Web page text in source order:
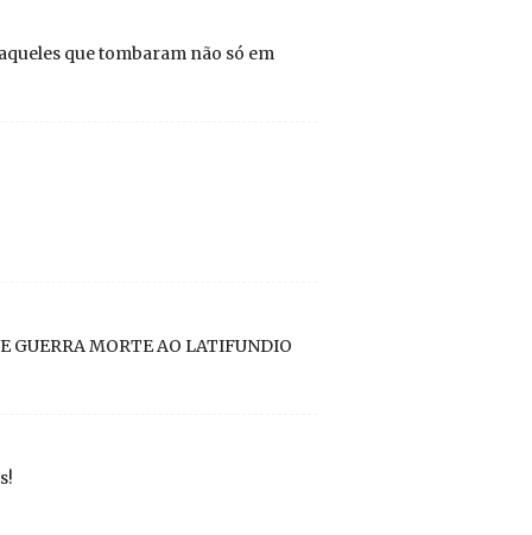
que tombaram não só em
GUERRA MORTE AO LATIFUNDIO